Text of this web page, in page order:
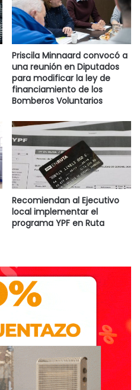
Priscila Minnaard convocó a
una reunión en Diputados
para modificar la ley de
financiamiento de los
Bomberos Voluntarios
Recomiendan al Ejecutivo
local implementar el
programa YPF en Ruta